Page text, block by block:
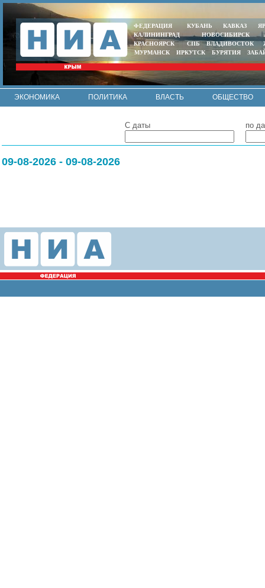
ФЕДЕРАЦИЯ КУБАНЬ КАВКАЗ
КАЛИНИНГРАД
НОВОСИБИРСК
КРАСНОЯРСК
СПБ ВЛАДИВОСТОК
МУРМАНСК
ИРКУТСК БУРЯТИЯ
ЭКОНОМИКА ПОЛИТИКА ВЛАСТЬ
ОБЩЕСТВО
С даты по
09-08-2026 - 09-08-2026